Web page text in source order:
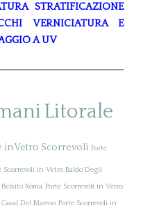
STRATIFICAZIONE
VERNICIATURA E
A UV
Litorale
in Vetro Scorrevoli Porte
Scorrevoli in Vetro Baldo Degli
Roma Porte Scorrevoli in Vetro
Del Marmo Porte Scorrevoli in